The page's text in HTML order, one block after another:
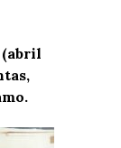
(abril